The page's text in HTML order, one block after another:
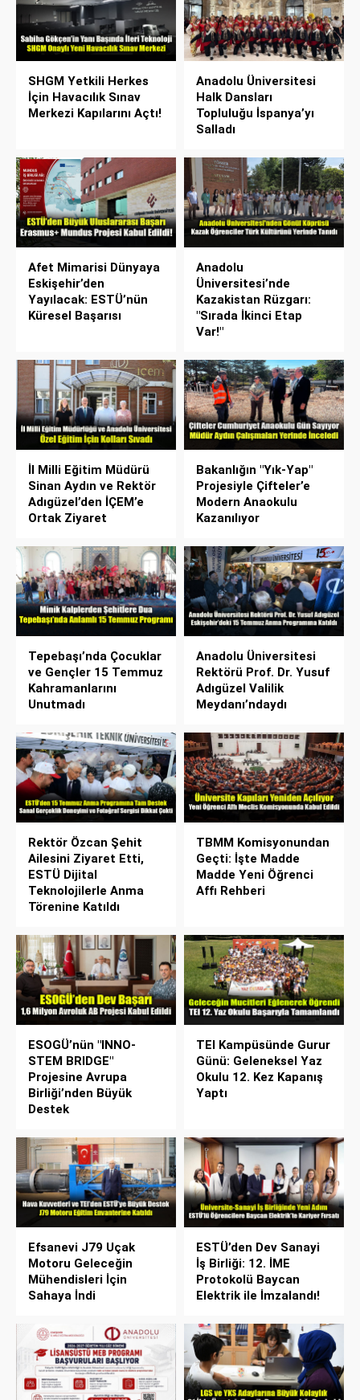
SHGM Yetkili Herkes
İçin Havacılık Sınav
Merkezi Kapılarını Açtı!
Anadolu Üniversitesi
Halk Dansları
Topluluğu İspanya’yı
Salladı
Afet Mimarisi Dünyaya
Eskişehir’den
Yayılacak: ESTÜ’nün
Küresel Başarısı
Anadolu
Üniversitesi’nde
Kazakistan Rüzgarı:
"Sırada İkinci Etap
Var!"
İl Milli Eğitim Müdürü
Sinan Aydın ve Rektör
Adıgüzel’den İÇEM’e
Ortak Ziyaret
Bakanlığın "Yık-Yap"
Projesiyle Çifteler’e
Modern Anaokulu
Kazanılıyor
Tepebaşı’nda Çocuklar
ve Gençler 15 Temmuz
Kahramanlarını
Unutmadı
Anadolu Üniversitesi
Rektörü Prof. Dr. Yusuf
Adıgüzel Valilik
Meydanı’ndaydı
Rektör Özcan Şehit
Ailesini Ziyaret Etti,
ESTÜ Dijital
Teknolojilerle Anma
Törenine Katıldı
TBMM Komisyonundan
Geçti: İşte Madde
Madde Yeni Öğrenci
Affı Rehberi
ESOGÜ’nün "INNO-
STEM BRIDGE"
Projesine Avrupa
Birliği’nden Büyük
Destek
TEI Kampüsünde Gurur
Günü: Geleneksel Yaz
Okulu 12. Kez Kapanış
Yaptı
Efsanevi J79 Uçak
Motoru Geleceğin
Mühendisleri İçin
Sahaya İndi
ESTÜ’den Dev Sanayi
İş Birliği: 12. İME
Protokolü Baycan
Elektrik ile İmzalandı!